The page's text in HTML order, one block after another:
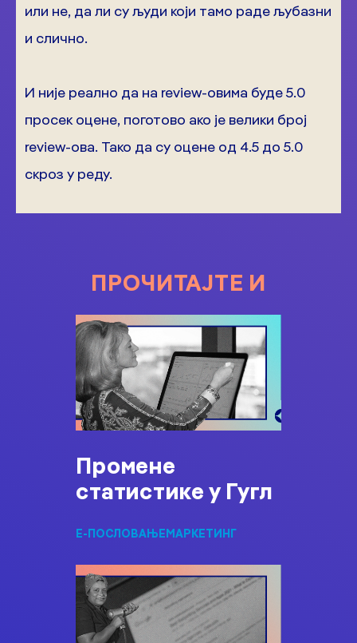
или не, да ли су људи који тамо раде љубазни
и слично.
И није реално да на review-овима буде 5.0
просек оцене, поготово ако је велики број
review-ова. Тако да су оцене од 4.5 до 5.0
скроз у реду.
ПРОЧИТАЈТЕ И
Промене
статистике у Гугл
Е-ПОСЛОВАЊЕМАРКЕТИНГ